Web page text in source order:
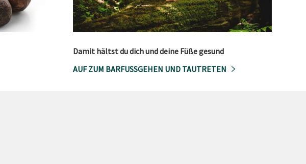
Damit hältst du dich und deine Füße gesund
AUF ZUM BARFUSSGEHEN UND TAUTRETEN